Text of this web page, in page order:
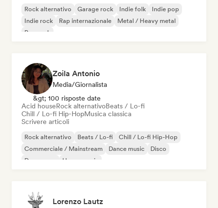
Rock alternativo Garage rock Indie folk
Indie pop
Indie rock
Rap internazionale
Metal / Heavy metal
Pop rock
Zoila Antonio
Media/Giornalista
&gt; 100 risposte date
Acid houseRock alternativoBeats / Lo-fi
Chill / Lo-fi Hip-HopMusica classica
Scrivere articoli
Rock alternativo Beats / Lo-fi
Chill / Lo-fi Hip-Hop
Commerciale / Mainstream
Dance music
Disco
Dream pop
House music
Lorenzo Lautz